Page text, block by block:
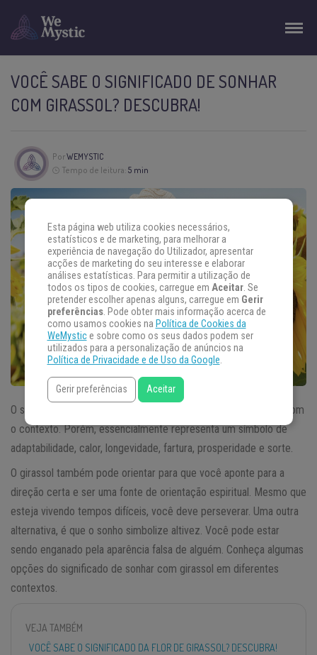
VOCÊ SABE O SIGNIFICADO DE SONHAR
COM GIRASSOL? DESCUBRA!
PorWEMYSTIC
Tempo de leitura: 5 min
O significado de sonhar com o girassol pode variar de acordo com
o contexto. Porém, essencialmente representa um símbolo de
adaptabilidade, calor, longevidade, fartura, prosperidade e sorte.
O girassol também pode orientar para que você aponte para a
direção certa e ser uma fonte de orientação espiritual. Mesmo que
esteja vivendo tempos difíceis, você deve perseverar. Uma outra
alternativa, é que o sonho simbolize altivez. Você pode estar
sendo enganado pela aparência falsa de alguém. Conheça algumas
opções do significado de sonhar com girassol em diferentes
contextos.
VEJA TAMBÉM
VOCÊ SABE O SIGNIFICADO DA FLOR DE GIRASSOL? DESCUBRA!
Esta página web utiliza cookies necessários,
estatísticos e de marketing, para melhorar a
experiência de navegação do Utilizador, apresentar
acções de marketing do seu interesse e elaborar
análises estatísticas. Para permitir a utilização de
todos os tipos de cookies, carregue em Aceitar. Se
pretender escolher apenas alguns, carregue em Gerir
preferências. Pode obter mais informação acerca de
como usamos cookies na Política de Cookies da
WeMystice sobre como os seus dados podem ser
utilizados para a personalização de anúncios na
Política de Privacidade e de Uso da Google.
Gerir preferências Aceitar